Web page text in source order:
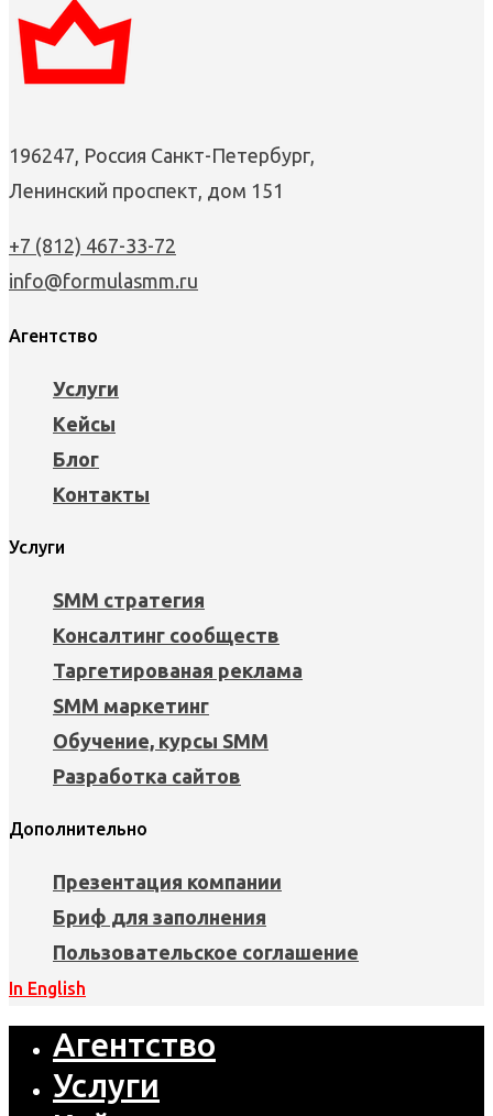
196247, Россия Санкт-Петербург,
Ленинский проспект, дом 151
+7 (812) 467-33-72
info@formulasmm.ru
Агентство
Услуги
Кейсы
Блог
Контакты
Услуги
SMM стратегия
Консалтинг сообществ
Таргетированая реклама
SMM маркетинг
Обучение, курсы SMM
Разработка сайтов
Дополнительно
Презентация компании
Бриф для заполнения
Пользовательское соглашение
In English
Агентство
Услуги